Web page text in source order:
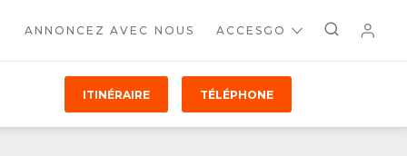
ANNONCEZ AVEC NOUS ACCESGO
ITINÉRAIRE TÉLÉPHONE